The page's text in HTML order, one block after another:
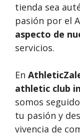
tienda sea
pasión por el
aspecto de
servicios.
En
athletic club
somos
tu pasión y
vivencia de